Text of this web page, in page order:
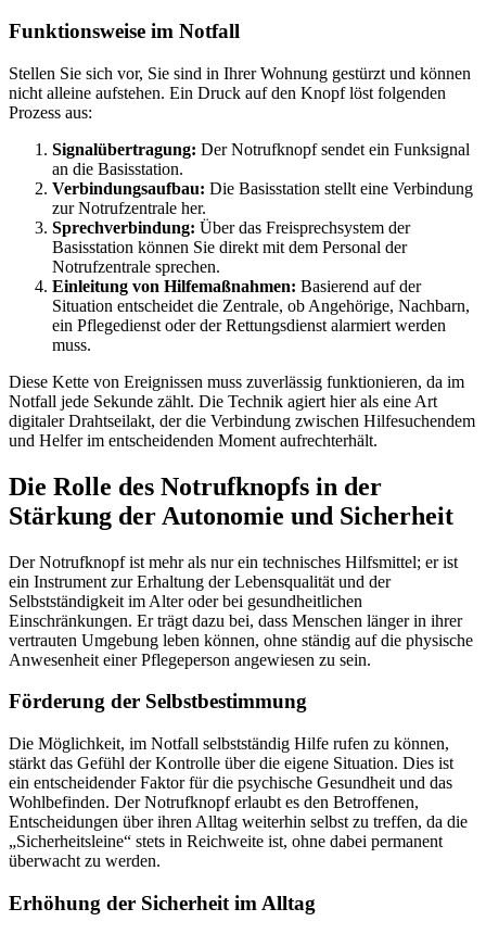
Funktionsweise im Notfall
Stellen Sie sich vor, Sie sind in Ihrer Wohnung gestürzt und können
nicht alleine aufstehen. Ein Druck auf den Knopf löst folgenden
Prozess aus:
Signalübertragung: Der Notrufknopf sendet ein Funksignal
an die Basisstation.
Verbindungsaufbau: Die Basisstation stellt eine Verbindung
zur Notrufzentrale her.
Sprechverbindung: Über das Freisprechsystem der
Basisstation können Sie direkt mit dem Personal der
Notrufzentrale sprechen.
Einleitung von Hilfemaßnahmen: Basierend auf der
Situation entscheidet die Zentrale, ob Angehörige, Nachbarn,
ein Pflegedienst oder der Rettungsdienst alarmiert werden
muss.
Diese Kette von Ereignissen muss zuverlässig funktionieren, da im
Notfall jede Sekunde zählt. Die Technik agiert hier als eine Art
digitaler Drahtseilakt, der die Verbindung zwischen Hilfesuchendem
und Helfer im entscheidenden Moment aufrechterhält.
Die Rolle des Notrufknopfs in der
Stärkung der Autonomie und Sicherheit
Der Notrufknopf ist mehr als nur ein technisches Hilfsmittel; er ist
ein Instrument zur Erhaltung der Lebensqualität und der
Selbstständigkeit im Alter oder bei gesundheitlichen
Einschränkungen. Er trägt dazu bei, dass Menschen länger in ihrer
vertrauten Umgebung leben können, ohne ständig auf die physische
Anwesenheit einer Pflegeperson angewiesen zu sein.
Förderung der Selbstbestimmung
Die Möglichkeit, im Notfall selbstständig Hilfe rufen zu können,
stärkt das Gefühl der Kontrolle über die eigene Situation. Dies ist
ein entscheidender Faktor für die psychische Gesundheit und das
Wohlbefinden. Der Notrufknopf erlaubt es den Betroffenen,
Entscheidungen über ihren Alltag weiterhin selbst zu treffen, da die
„Sicherheitsleine“ stets in Reichweite ist, ohne dabei permanent
überwacht zu werden.
Erhöhung der Sicherheit im Alltag